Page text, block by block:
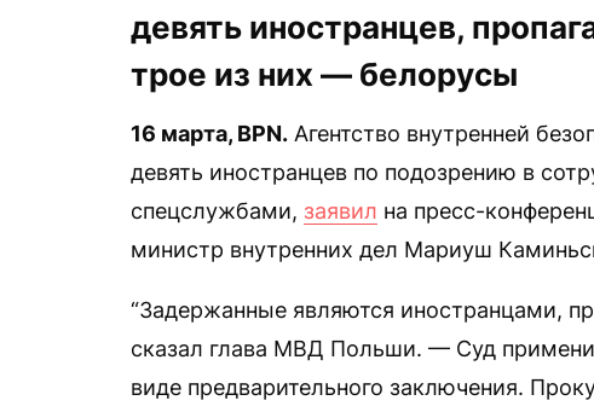
девять иностранцев,
трое из них — белорусы
16 марта, BPN. Агентство внутренней
девять иностранцев по подозрению в
спецслужбами, заявил на пресс-
министр внутренних дел Мариуш
“Задержанные являются иностранцами,
сказал глава МВД Польши. — Суд
виде предварительного заключения.